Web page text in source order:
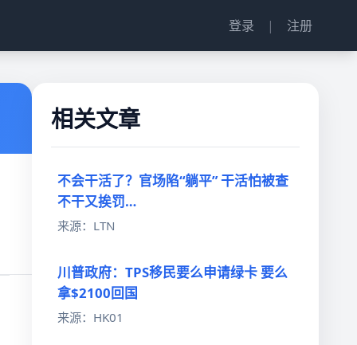
登录 | 注册
相关文章
不会干活了？官场陷“躺平” 干活怕被查
不干又挨罚…
来源：LTN
川普政府：TPS移民要么申请绿卡 要么
拿$2100回国
来源：HK01